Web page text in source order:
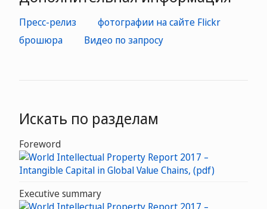
Пресс-релиз
фотографии на сайте Flickr
брошюра
Видео по запросу
Искать по разделам
Foreword
Executive summary